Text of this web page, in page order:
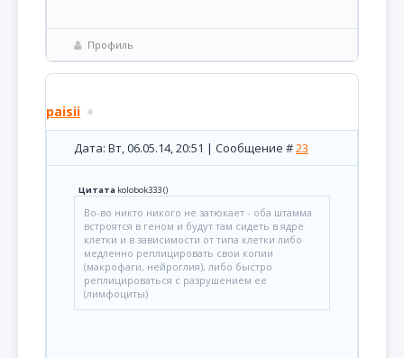
Профиль
paisii
Дата: Вт, 06.05.14, 20:51 | Сообщение #23
Цитата kolobok333()
Во-во никто никого не затюкает - оба штамма
встроятся в геном и будут там сидеть в ядре
клетки и в зависимости от типа клетки либо
медленно реплицировать свои копии
(макрофаги, нейроглия), либо быстро
реплицироваться с разрушением ее
(лимфоциты)